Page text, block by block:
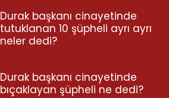
Durak başkanı cinayetinde
tutuklanan 10 şüpheli ayrı ayrı
neler dedi?
Durak başkanı cinayetinde
bıçaklayan şüpheli ne dedi?